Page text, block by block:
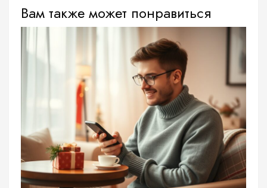
Вам также может понравиться